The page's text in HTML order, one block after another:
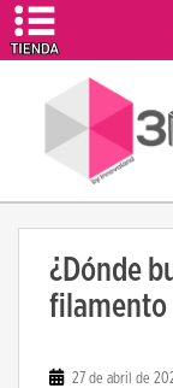
¿Dónde
filamento
27 de abril de